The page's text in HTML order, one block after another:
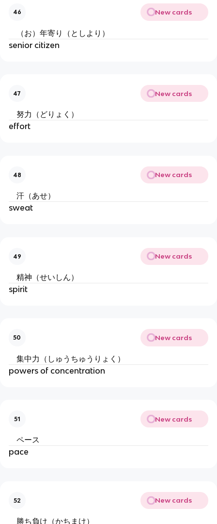
46 New cards
（お）年寄り（としより）
senior citizen
47 New cards
努力（どりょく）
effort
48 New cards
汗（あせ）
sweat
49 New cards
精神（せいしん）
spirit
50 New cards
集中力（しゅうちゅうりょく）
powers of concentration
51 New cards
ペース
pace
52 New cards
勝ち負け（かちまけ）